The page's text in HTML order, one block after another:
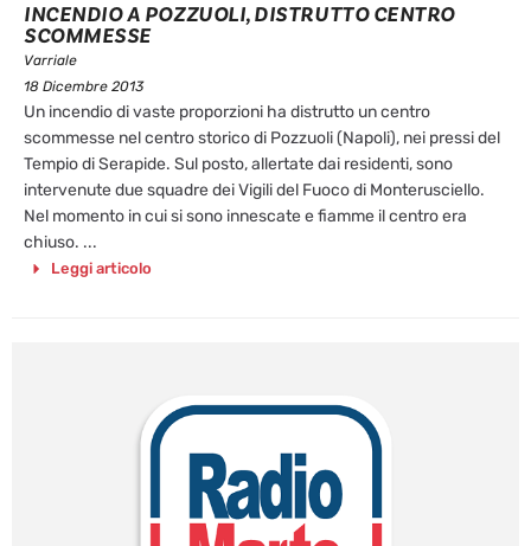
INCENDIO A POZZUOLI, DISTRUTTO CENTRO
SCOMMESSE
Varriale
18 Dicembre 2013
Un incendio di vaste proporzioni ha distrutto un centro
scommesse nel centro storico di Pozzuoli (Napoli), nei pressi del
Tempio di Serapide. Sul posto, allertate dai residenti, sono
intervenute due squadre dei Vigili del Fuoco di Monterusciello.
Nel momento in cui si sono innescate e fiamme il centro era
chiuso. ...
Leggi articolo